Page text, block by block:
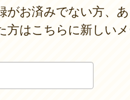
がお済みでない方、
方はこちらに新しい